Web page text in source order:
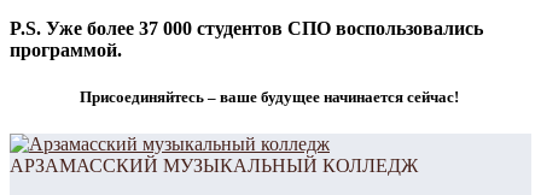
P.S. Уже более 37 000 студентов СПО воспользовались
программой.
Присоединяйтесь – ваше будущее начинается сейчас!
АРЗАМАССКИЙ МУЗЫКАЛЬНЫЙ КОЛЛЕДЖ